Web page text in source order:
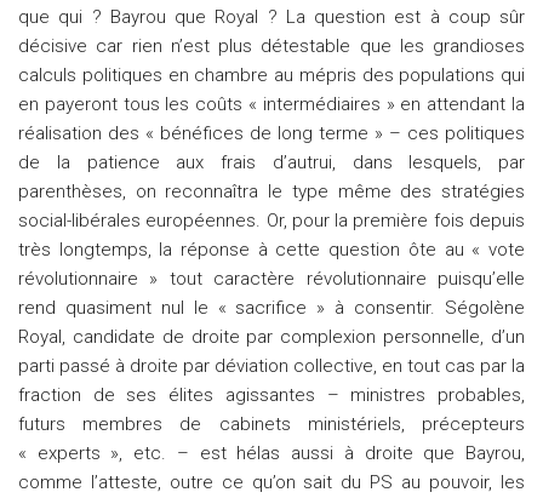
que qui ? Bayrou que Royal ? La question est à coup sûr
décisive car rien n’est plus détestable que les grandioses
calculs politiques en chambre au mépris des populations qui
en payeront tous les coûts « intermédiaires » en attendant la
réalisation des « bénéfices de long terme » – ces politiques
de la patience aux frais d’autrui, dans lesquels, par
parenthèses, on reconnaîtra le type même des stratégies
social-libérales européennes. Or, pour la première fois depuis
très longtemps, la réponse à cette question ôte au « vote
révolutionnaire » tout caractère révolutionnaire puisqu’elle
rend quasiment nul le « sacrifice » à consentir. Ségolène
Royal, candidate de droite par complexion personnelle, d’un
parti passé à droite par déviation collective, en tout cas par la
fraction de ses élites agissantes – ministres probables,
futurs membres de cabinets ministériels, précepteurs
« experts », etc. – est hélas aussi à droite que Bayrou,
comme l’atteste, outre ce qu’on sait du PS au pouvoir, les